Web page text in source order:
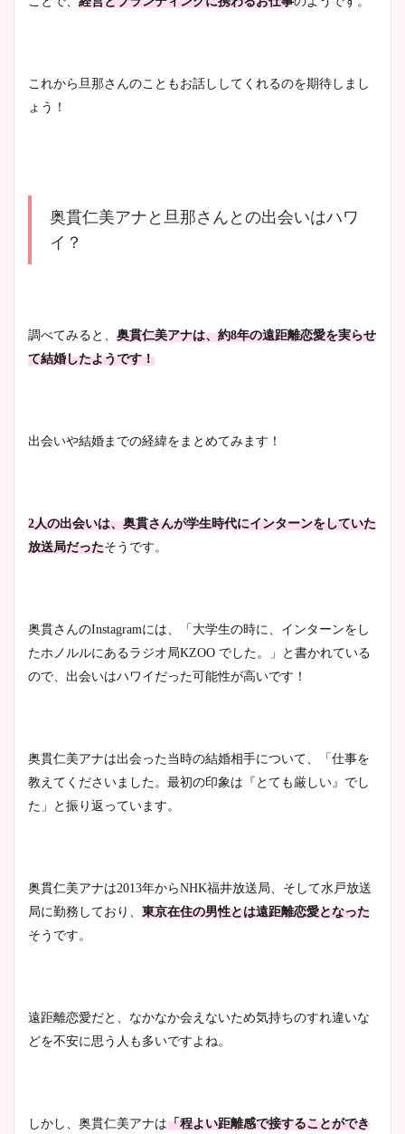
これから旦那さんのこともお話ししてくれるのを期待しまし
ょう！
奥貫仁美アナと旦那さんとの出会いはハワ
イ？
調べてみると、 奥貫仁美アナは、約8年の遠距離恋愛を実らせ
て結婚したようです！
出会いや結婚までの経緯をまとめてみます！
2人の出会いは、奥貫さんが学生時代にインターンをしていた
放送局だったそうです。
奥貫さんのInstagramには、「大学生の時に、インターンをし
たホノルルにあるラジオ局KZOO でした。」と書かれている
ので、出会いはハワイだった可能性が高いです！
奥貫仁美アナは出会った当時の結婚相手について、「仕事を
教えてくださいました。最初の印象は『とても厳しい』でし
た」と振り返っています。
奥貫仁美アナは2013年からNHK福井放送局、そして水戸放送
局に勤務しており、 東京在住の男性とは遠距離恋愛となった
そうです。
遠距離恋愛だと、なかなか会えないため気持ちのすれ違いな
どを不安に思う人も多いですよね。
しかし、奥貫仁美アナは「程よい距離感で接することができ